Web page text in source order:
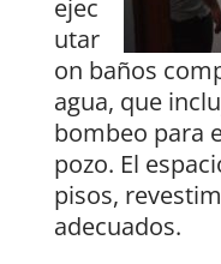
ejec
utar
on baños
agua, que
bombeo para
pozo. El
pisos,
adecuados.